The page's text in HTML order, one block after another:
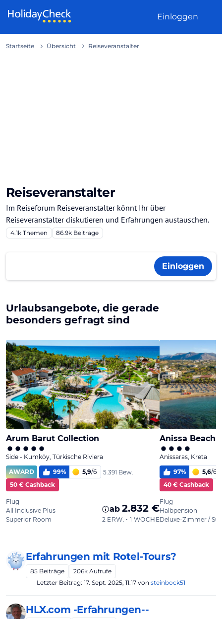
Einloggen
Startseite Übersicht Reiseveranstalter
Reiseveranstalter
Im Reiseforum Reiseveranstalter könnt Ihr über
Reiseveranstalter diskutieren und Erfahrungen austauschen.
4.1k Themen 86.9k Beiträge
Einloggen
Erfahrungen mit Rotel-Tours?
85 Beiträge 206k Aufrufe
Letzter Beitrag: 17. Sept. 2025, 11:17 von steinbock51
HLX.com -Erfahrungen--